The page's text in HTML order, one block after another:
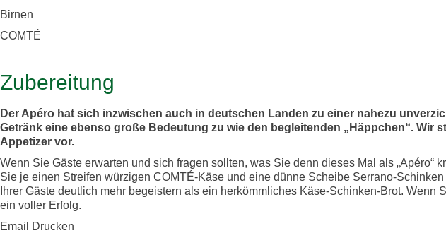
Birnen
COMTÉ
Zubereitung
Der Apéro hat sich inzwischen auch in deutschen Landen zu einer nahezu
Getränk eine ebenso große Bedeutung zu wie den begleitenden „Häppchen“.
Appetizer vor.
Wenn Sie Gäste erwarten und sich fragen sollten, was Sie denn dieses Mal als
Sie je einen Streifen würzigen COMTÉ-Käse und eine dünne Scheibe Serrano-
Ihrer Gäste deutlich mehr begeistern als ein herkömmliches Käse-Schinken-Brot.
ein voller Erfolg.
Email
Drucken